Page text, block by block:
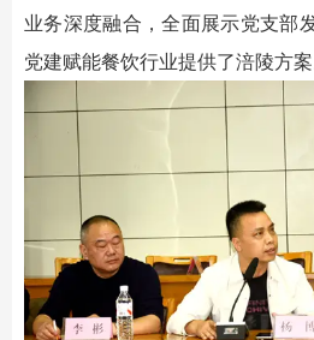
业务深度融合，全面展示党支部
党建赋能餐饮行业提供了涪陵方案